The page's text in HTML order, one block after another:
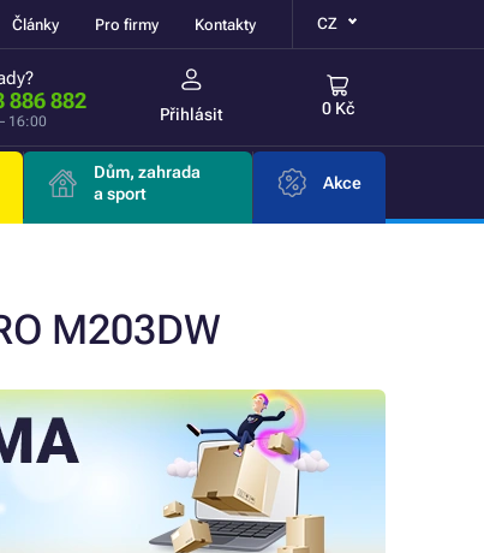
Články Pro firmy Kontakty CZ
886 882
16:00 Přihlásit 0 Kč
Dům, zahrada
a sport
Akce
M203DW